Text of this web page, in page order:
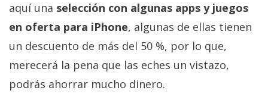
Contacto
/
Sobre
nosotros
/
Publicidad
aquí una selección con algunas apps y juegos
en oferta para iPhone, algunas de ellas tienen
un descuento de más del 50 %, por lo que,
merecerá la pena que las eches un vistazo,
podrás ahorrar mucho dinero.